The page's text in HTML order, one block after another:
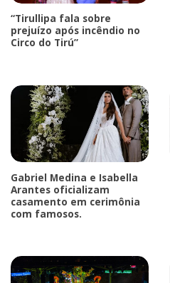
“Tirullipa fala sobre
prejuízo após incêndio no
Circo do Tirú”
Gabriel Medina e Isabella
Arantes oficializam
casamento em cerimônia
com famosos.